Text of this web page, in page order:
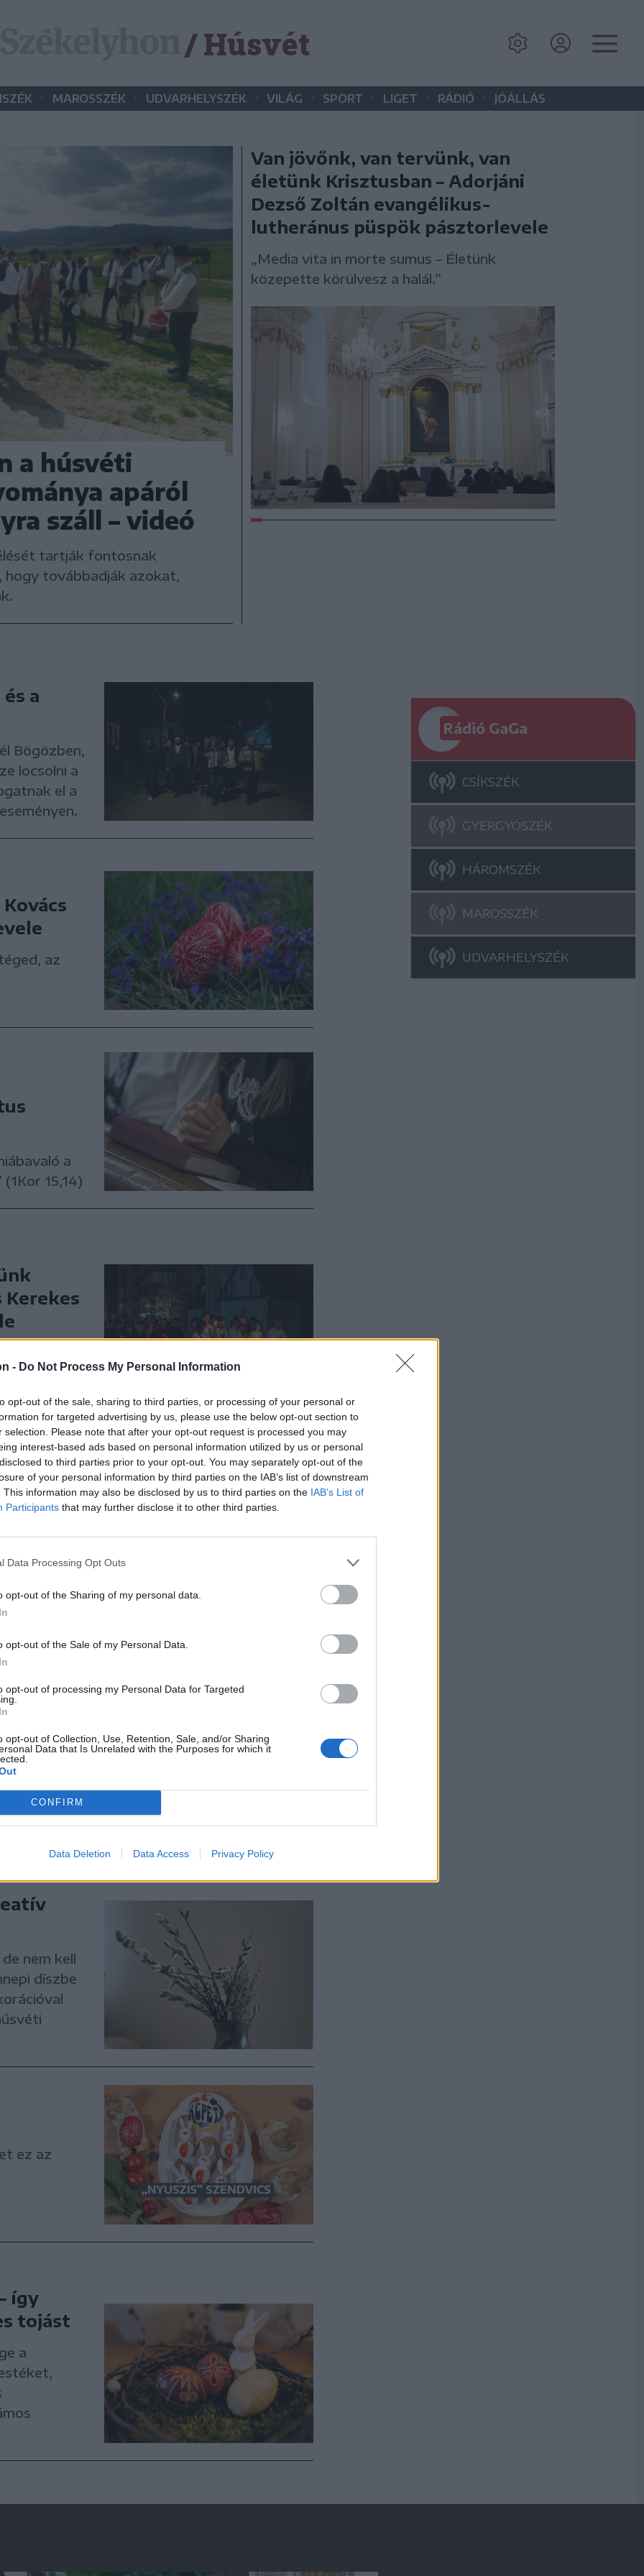
- Do Not Process My Personal Information
opt-out of the sale, sharing to third parties, or processing of your personal or
for targeted advertising by us, please use the below opt-out section to
selection. Please note that after your opt-out request is processed you may
interest-based ads based on personal information utilized by us or personal
to third parties prior to your opt-out. You may separately opt-out of the
of your personal information by third parties on the IAB’s list of downstream
This information may also be disclosed by us to third parties on the IAB’s List of
Participants that may further disclose it to other third parties.
Data Processing Opt Outs
opt-out of the Sharing of my personal data.
opt-out of the Sale of my Personal Data.
opt-out of processing my Personal Data for Targeted
opt-out of Collection, Use, Retention, Sale, and/or Sharing
Data that Is Unrelated with the Purposes for which it
CONFIRM
Data Deletion Data Access Privacy Policy
/ Húsvét
• MAROSSZÉK • UDVARHELYSZÉK • VILÁG • SPORT • LIGET • RÁDIÓ • JÓÁLLÁS
a húsvéti
apáról
száll – videó
tartják fontosnak
hogy továbbadják azokat,
Van jövőnk, van tervünk, van
életünk Krisztusban – Adorjáni
Dezső Zoltán evangélikus-
lutheránus püspök pásztorlevele
„Media vita in morte sumus – Életünk
közepette körülvesz a halál.”
a
Bögözben,
locsolni a
el a
az
a
15,14)
Kerekes
való
(1Pt
mind
böjtös
vallási
Pozsony
tovább a
és
nem kell
díszbe
ez az
így
tojást
a
Rádió GaGa
CSÍKSZÉK
GYERGYÓSZÉK
HÁROMSZÉK
MAROSSZÉK
UDVARHELYSZÉK